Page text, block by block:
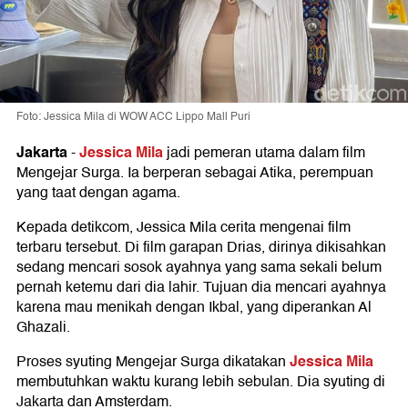
Foto: Jessica Mila di WOW ACC Lippo Mall Puri
Jakarta-Jessica Milajadi pemeran utama dalam film
Mengejar Surga. Ia berperan sebagai Atika, perempuan
yang taat dengan agama.
Kepada detikcom, Jessica Mila cerita mengenai film
terbaru tersebut. Di film garapan Drias, dirinya dikisahkan
sedang mencari sosok ayahnya yang sama sekali belum
pernah ketemu dari dia lahir. Tujuan dia mencari ayahnya
karena mau menikah dengan Ikbal, yang diperankan Al
Ghazali.
Proses syuting Mengejar Surga dikatakanJessica Mila
membutuhkan waktu kurang lebih sebulan. Dia syuting di
Jakarta dan Amsterdam.